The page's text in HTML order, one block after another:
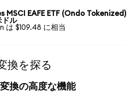
MSCI EAFE ETF (Ondo Tokenized)
ドル
は $109.48 に相当
換を探る
換の高度な機能